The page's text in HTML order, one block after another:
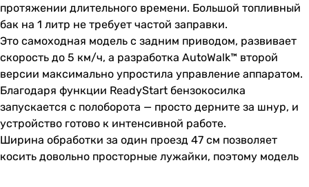
протяжении длительного времени. Большой топливный
бак на 1 литр не требует частой заправки.
Это самоходная модель с задним приводом, развивает
скорость до 5 км/ч, а разработка AutoWalk™ второй
версии максимально упростила управление аппаратом.
Благодаря функции ReadyStart бензокосилка
запускается с полоборота — просто дерните за шнур, и
устройство готово к интенсивной работе.
Ширина обработки за один проезд 47 см позволяет
косить довольно просторные лужайки, поэтому модель